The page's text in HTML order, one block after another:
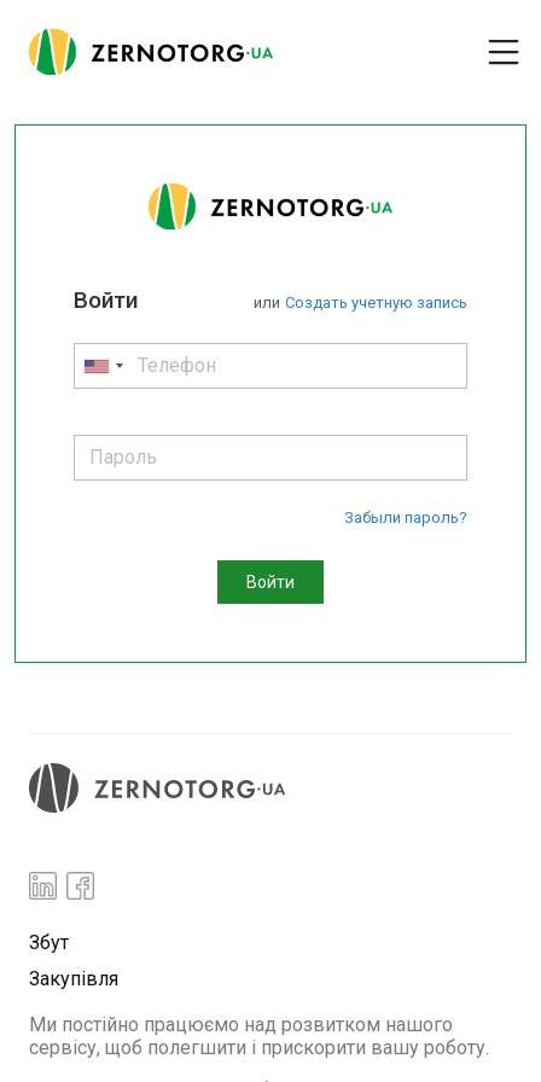
или Cоздать учетную запись
Войти
Забыли пароль?
Войти
Збут
Закупівля
Ми постійно працюємо над розвитком нашого
сервісу, щоб полегшити і прискорити вашу роботу.